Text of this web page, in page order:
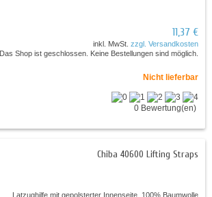
11,37 €
inkl. MwSt. zzgl. Versandkosten
Das Shop ist geschlossen. Keine Bestellungen sind möglich.
Nicht lieferbar
0 Bewertung(en)
Chiba 40600 Lifting Straps
Latzughilfe mit gepolsterter Innenseite, 100% Baumwolle